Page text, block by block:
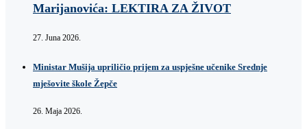
Marijanovića: LEKTIRA ZA ŽIVOT
27. Juna 2026.
Ministar Mušija upriličio prijem za uspješne učenike Srednje
mješovite škole Žepče
26. Maja 2026.